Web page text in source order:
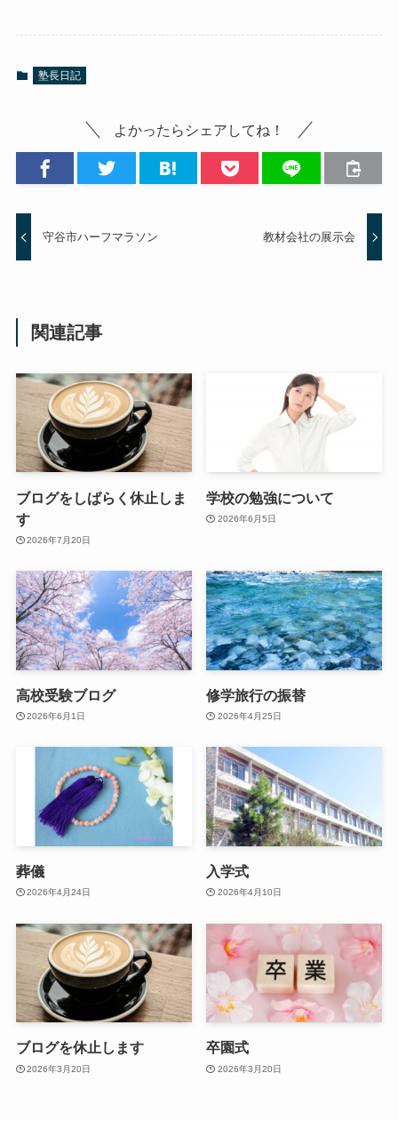
塾長日記
よかったらシェアしてね！
守谷市ハーフマラソン 教材会社の展示会
関連記事
ブログをしばらく休止しま
す
2026年7月20日
学校の勉強について
2026年6月5日
高校受験ブログ
2026年6月1日
修学旅行の振替
2026年4月25日
葬儀
2026年4月24日
入学式
2026年4月10日
ブログを休止します
2026年3月20日
卒園式
2026年3月20日